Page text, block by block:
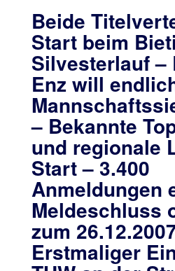
Beide
Start beim
Silvesterlauf –
Enz will
– Bekannte
und regionale
Start – 3.400
Anmeldungen
Meldeschluss
zum
Erstmaliger